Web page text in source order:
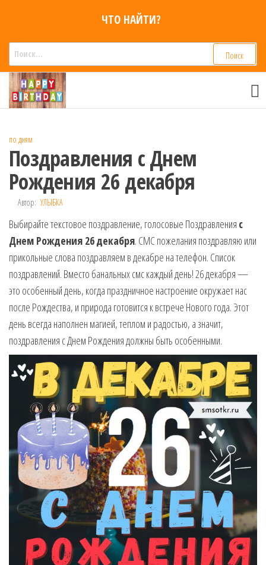
содержимому
ЧТО НАЙТИ?
поздравления
Голосовые смс
мобильный
для мужчин,
друзей.
Поздравления
в Смс на
телефон,
музыкальные.
Только для
готовые
голосовые
СМС,
Признания,
Приколы,
Розыгрыши,
Песни. Самые
Нежные,
Красивые,
Приятные
пожелания на
каждый день и
безумно
эротичные
сообщения!
по дням
Поздравления с Днем
Рождения 26 декабря
Автор: УЛЫБКА
Выбирайте текстовое поздравление, голосовые Поздравления с
Днем Рождения 26декабря. СМС пожелания поздравляю или
прикольные слова поздравляем в декабре на телефон. Список
поздравлений. Вместо банальных смс каждый день! 26 декабря —
это особенный день, когда праздничное настроение окружает нас
после Рождества, и природа готовится к встрече Нового года. Этот
день всегда наполнен магией, теплом и радостью, а значит,
поздравления с Днем Рождения должны быть особенными.